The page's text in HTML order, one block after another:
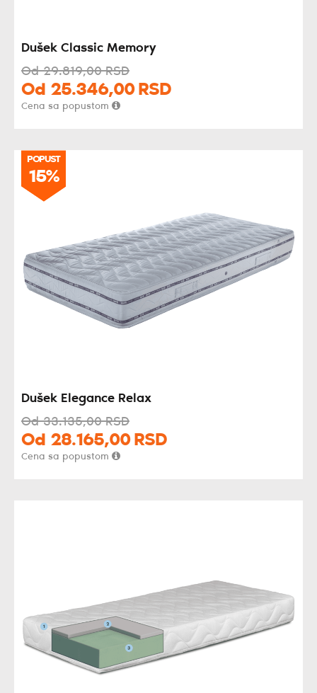
Dušek Classic Memory
Od29.819,00 RSD
Od 25.346,00 RSD
Cena sa popustom
POPUST
15%
POPUST
15%
Dušek Elegance Relax
Od33.135,00 RSD
Od 28.165,00 RSD
Cena sa popustom